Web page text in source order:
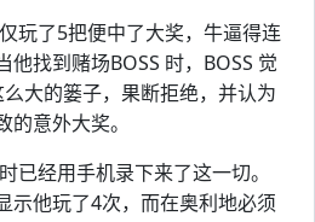
玩了5把便中了大奖，牛逼得连
找到赌场BOSS 时，BOSS 觉
大的篓子，果断拒绝，并认为
意外大奖。
经用手机录下来了这一切。
示他玩了4次，而在奥利地必须